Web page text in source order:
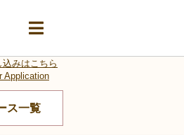
ス一覧
みはこちら
Application